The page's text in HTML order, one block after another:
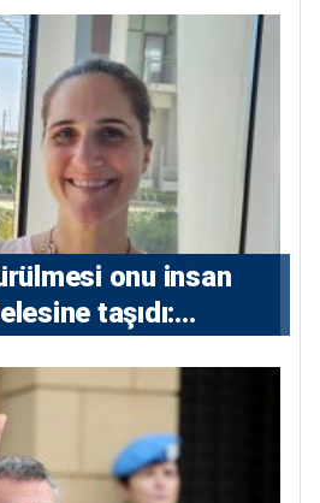
tutuklama emri
onu insan
taşıdı: